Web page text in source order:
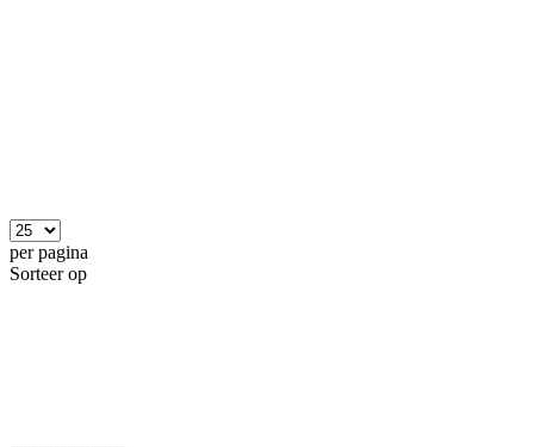
per pagina
Sorteer op